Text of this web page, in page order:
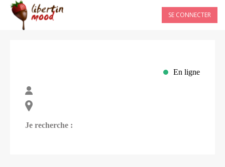
SE CONNECTER
En ligne
Je recherche :